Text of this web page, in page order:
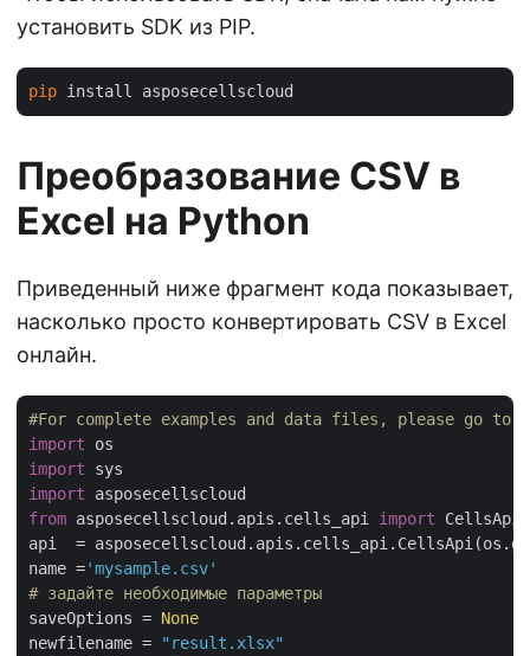
установить SDK из PIP.
pip
Преобразование CSV в
Excel на Python
Приведенный ниже фрагмент кода показывает,
насколько просто конвертировать CSV в Excel
онлайн.
#For complete examples and data files, please go
import
import
import
from asposecellscloud.apis.cells_api import CellsApi
api  =
name ='mysample.csv'
# задайте необходимые параметры
saveOptions = None
newfilename =
"result.xlsx"